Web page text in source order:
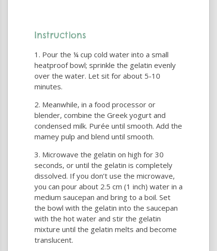
Instructions
Pour the ¼ cup cold water into a small
heatproof bowl; sprinkle the gelatin evenly
over the water. Let sit for about 5-10
minutes.
Meanwhile, in a food processor or
blender, combine the Greek yogurt and
condensed milk. Purée until smooth. Add the
mamey pulp and blend until smooth.
Microwave the gelatin on high for 30
seconds, or until the gelatin is completely
dissolved. If you don’t use the microwave,
you can pour about 2.5 cm (1 inch) water in a
medium saucepan and bring to a boil. Set
the bowl with the gelatin into the saucepan
with the hot water and stir the gelatin
mixture until the gelatin melts and become
translucent.